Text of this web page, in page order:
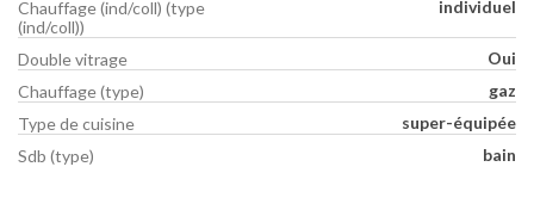
Chauffage (ind/coll) (type
(ind/coll))
individuel
Double vitrage
Oui
Chauffage (type)
gaz
Type de cuisine
super-équipée
Sdb (type)
bain